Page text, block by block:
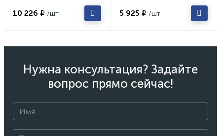
10 226 ₽ /шт 5 925 ₽ /шт
Нужна консультация? Задайте
вопрос прямо сейчас!